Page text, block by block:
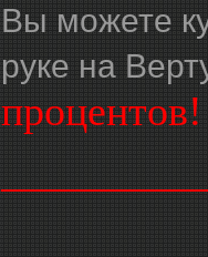
Вы можете
руке на
процентов!